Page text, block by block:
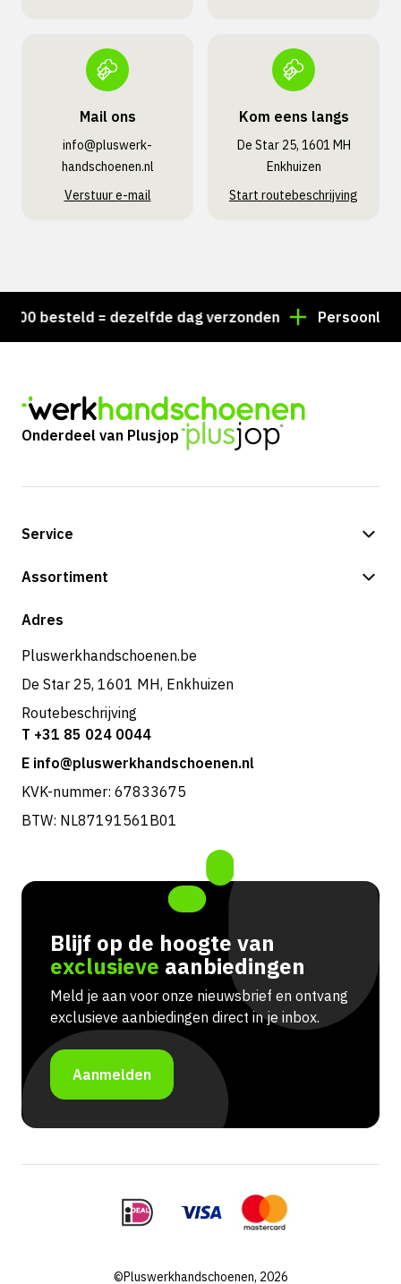
Mail ons
info@pluswerk­
handschoenen.nl
Verstuur e-mail
Kom eens langs
De Star 25, 1601 MH
Enkhuizen
Start routebeschrijving
besteld = dezelfde dag verzonden Persoonlijk
Onderdeel van Plusjop
Service
Betalingsmogelijkheden
Retouren & service
Assortiment
Shop
Adres
Pluswerkhandschoenen.be
De Star 25, 1601 MH, Enkhuizen
Routebeschrijving
T +31 85 024 0044
E info@pluswerkhandschoenen.nl
KVK-nummer: 67833675
BTW: NL87191561B01
Blijf op de hoogte van
exclusieve aanbiedingen
Meld je aan voor onze nieuwsbrief en ontvang
exclusieve aanbiedingen direct in je inbox.
Aanmelden
©Pluswerkhandschoenen, 2026